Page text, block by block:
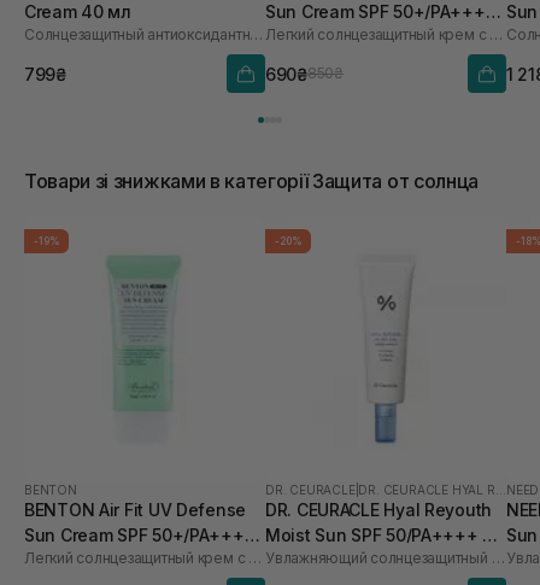
Cream 40 мл
Солнцезащитный антиоксидантный крем
799₴
Sun Cream SPF 50+/PA++++
50 мл
Легкий солнцезащитный крем с центеллой
690₴850₴
60
1
Товари зі знижками в категорії Защита от солнца
-19%
BENTON
BENTON Air Fit UV Defense
Sun Cream SPF 50+/PA++++
50 мл
Легкий солнцезащитный крем с центеллой
-20%
DR. CEURACLE
DR. CEURACLE Hyal Reyouth
Moist Sun SPF 50/PA++++ 50
мл
Увлажняющий солнцезащитный крем для лица с гиалуроновой кислотой
-